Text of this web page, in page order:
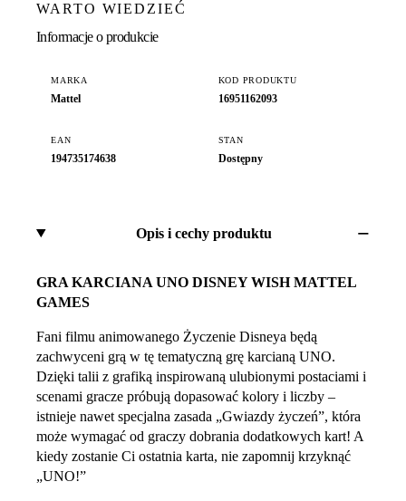
WARTO WIEDZIEĆ
Informacje o produkcie
MARKA
Mattel
KOD PRODUKTU
16951162093
EAN
194735174638
STAN
Dostępny
Opis i cechy produktu
GRA KARCIANA UNO DISNEY WISH MATTEL
GAMES
Fani filmu animowanego Życzenie Disneya będą
zachwyceni grą w tę tematyczną grę karcianą UNO.
Dzięki talii z grafiką inspirowaną ulubionymi postaciami i
scenami gracze próbują dopasować kolory i liczby –
istnieje nawet specjalna zasada „Gwiazdy życzeń”, która
może wymagać od graczy dobrania dodatkowych kart! A
kiedy zostanie Ci ostatnia karta, nie zapomnij krzyknąć
„UNO!”